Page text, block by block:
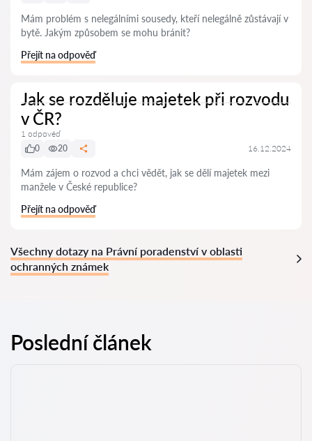
Mám problém s nelegálními sousedy, kteří nelegálně zůstávají v
bytě. Jakým způsobem se mohu bránit?
Přejít na odpověď
Jak se rozděluje majetek při rozvodu
v ČR?
1 odpověď
0
20 16.12.2024
Mám zájem o rozvod a chci vědět, jak se dělí majetek mezi
manžele v České republice?
Přejít na odpověď
Všechny dotazy na Právní poradenství v oblasti
ochranných známek
Poslední článek